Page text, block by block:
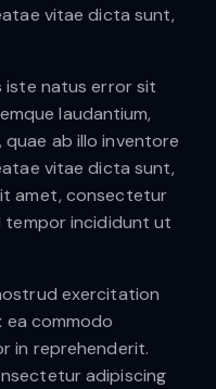
vitae dicta sunt,
iste natus error sit
laudantium,
ab illo inventore
vitae dicta sunt,
amet, consectetur
tempor incididunt ut
exercitation
ea commodo
in reprehenderit.
adipiscing